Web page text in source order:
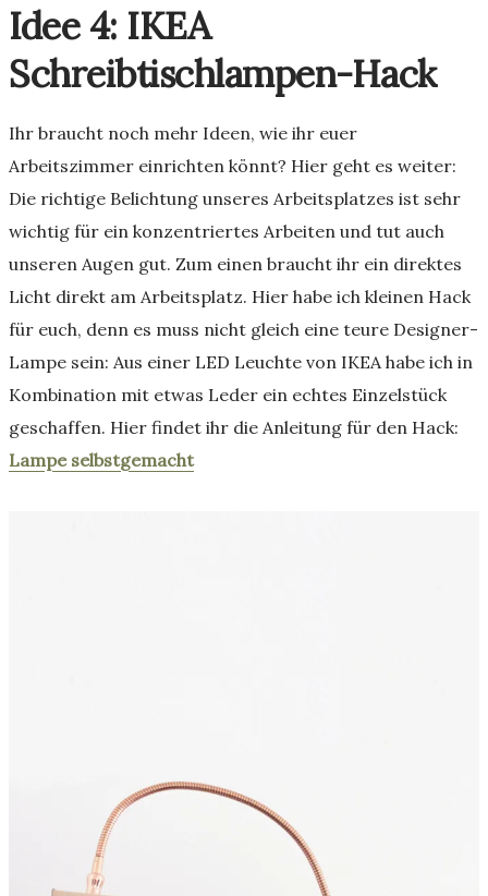
Idee 4: IKEA
Schreibtischlampen-Hack
Ihr braucht noch mehr Ideen, wie ihr euer
Arbeitszimmer einrichten könnt? Hier geht es weiter:
Die richtige Belichtung unseres Arbeitsplatzes ist sehr
wichtig für ein konzentriertes Arbeiten und tut auch
unseren Augen gut. Zum einen braucht ihr ein direktes
Licht direkt am Arbeitsplatz. Hier habe ich kleinen Hack
für euch, denn es muss nicht gleich eine teure Designer-
Lampe sein: Aus einer LED Leuchte von IKEA habe ich in
Kombination mit etwas Leder ein echtes Einzelstück
geschaffen. Hier findet ihr die Anleitung für den Hack:
Lampe selbstgemacht